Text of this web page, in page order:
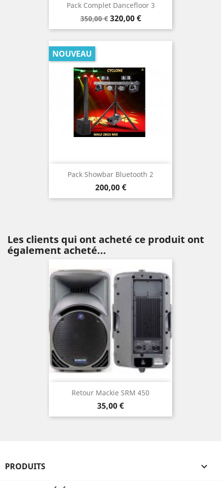
Pack Complet Dancefloor 3
Prix
de
350,00 € Prix
320,00 €
Pack Showbar Bluetooth 2
Prix
200,00 €
NOUVEAU
Les clients qui ont acheté ce produit ont
également acheté...
Retour Mackie SRM 450
Prix
35,00 €
PRODUITS 